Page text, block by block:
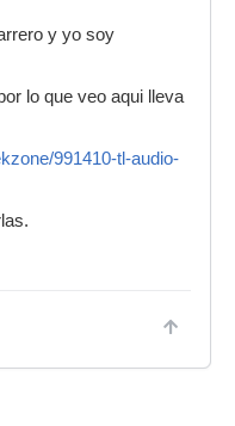
y yo soy
lo que veo aqui lleva
991410-tl-audio-